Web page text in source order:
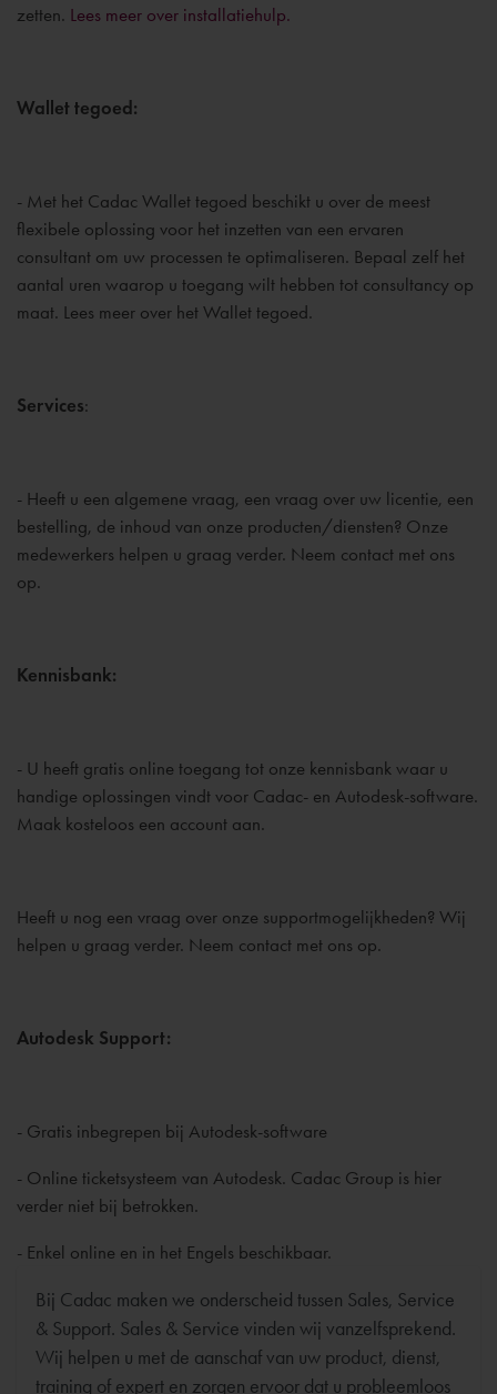
zetten. Lees meer over installatiehulp.
Wallet tegoed:
- Met het Cadac Wallet tegoed beschikt u over de meest
flexibele oplossing voor het inzetten van een ervaren
consultant om uw processen te optimaliseren. Bepaal zelf het
aantal uren waarop u toegang wilt hebben tot consultancy op
maat. Lees meer over het Wallet tegoed.
Services:
- Heeft u een algemene vraag, een vraag over uw licentie, een
bestelling, de inhoud van onze producten/diensten? Onze
medewerkers helpen u graag verder. Neem contact met ons
op.
Kennisbank:
- U heeft gratis online toegang tot onze kennisbank waar u
handige oplossingen vindt voor Cadac- en Autodesk-software.
Maak kosteloos een account aan.
Heeft u nog een vraag over onze supportmogelijkheden? Wij
helpen u graag verder. Neem contact met ons op.
Autodesk Support:
- Gratis inbegrepen bij Autodesk-software
- Online ticketsysteem van Autodesk. Cadac Group is hier
verder niet bij betrokken.
- Enkel online en in het Engels beschikbaar.
Bij Cadac maken we onderscheid tussen Sales, Service
& Support. Sales & Service vinden wij vanzelfsprekend.
Wij helpen u met de aanschaf van uw product, dienst,
training of expert en zorgen ervoor dat u probleemloos